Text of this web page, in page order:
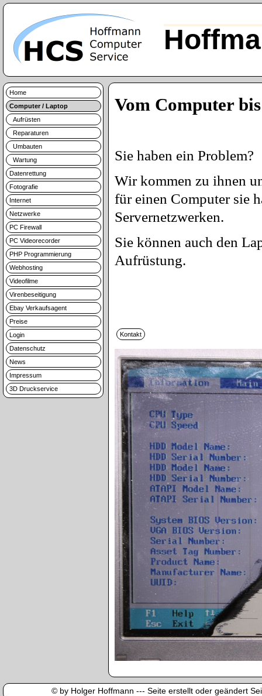
Home
Computer / Laptop
Aufrüsten
Reparaturen
Umbauten
Wartung
Datenrettung
Fotografie
Internet
Netzwerke
PC Firewall
PC Videorecorder
PHP Programmierung
Webhosting
Videofilme
Virenbeseitigung
Ebay Verkaufsagent
Preise
Login
Datenschutz
News
Impressum
3D Druckservice
Vom Computer
Sie haben ein Problem?
Wir kommen zu ihnen
für einen Computer sie
Servernetzwerken.
Sie können auch den
Aufrüstung.
© by Holger Hoffmann --- Seite erstellt oder geändert